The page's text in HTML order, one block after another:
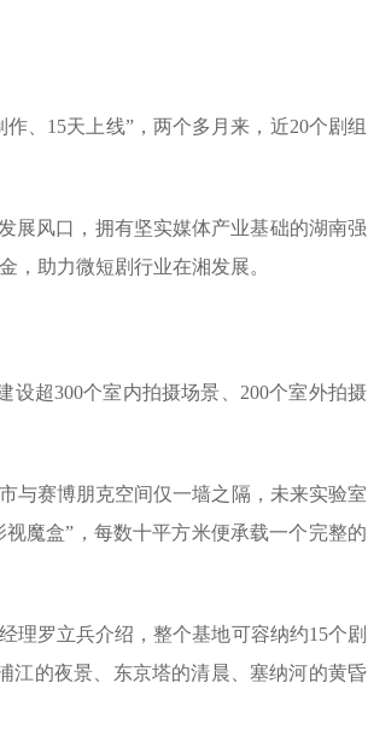
、15天上线”，两个多月来，近20个剧组
展风口，拥有坚实媒体产业基础的湖南强
，助力微短剧行业在湘发展。
设超300个室内拍摄场景、200个室外拍摄
与赛博朋克空间仅一墙之隔，未来实验室
魔盒”，每数十平方米便承载一个完整的
理罗立兵介绍，整个基地可容纳约15个剧
江的夜景、东京塔的清晨、塞纳河的黄昏